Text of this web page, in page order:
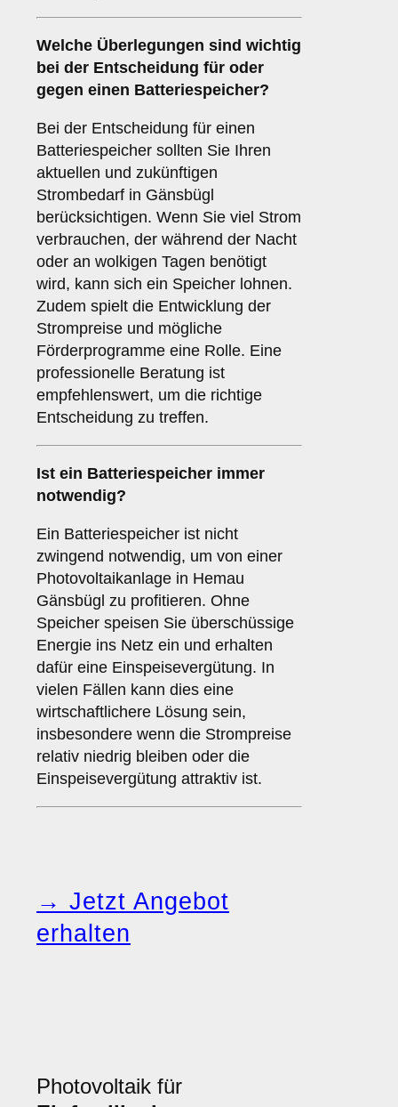
Welche Überlegungen sind wichtig
bei der Entscheidung für oder
gegen einen Batteriespeicher?
Bei der Entscheidung für einen
Batteriespeicher sollten Sie Ihren
aktuellen und zukünftigen
Strombedarf in Gänsbügl
berücksichtigen. Wenn Sie viel Strom
verbrauchen, der während der Nacht
oder an wolkigen Tagen benötigt
wird, kann sich ein Speicher lohnen.
Zudem spielt die Entwicklung der
Strompreise und mögliche
Förderprogramme eine Rolle. Eine
professionelle Beratung ist
empfehlenswert, um die richtige
Entscheidung zu treffen.
Ist ein Batteriespeicher immer
notwendig?
Ein Batteriespeicher ist nicht
zwingend notwendig, um von einer
Photovoltaikanlage in Hemau
Gänsbügl zu profitieren. Ohne
Speicher speisen Sie überschüssige
Energie ins Netz ein und erhalten
dafür eine Einspeisevergütung. In
vielen Fällen kann dies eine
wirtschaftlichere Lösung sein,
insbesondere wenn die Strompreise
relativ niedrig bleiben oder die
Einspeisevergütung attraktiv ist.
→ Jetzt Angebot
erhalten
Photovoltaik für